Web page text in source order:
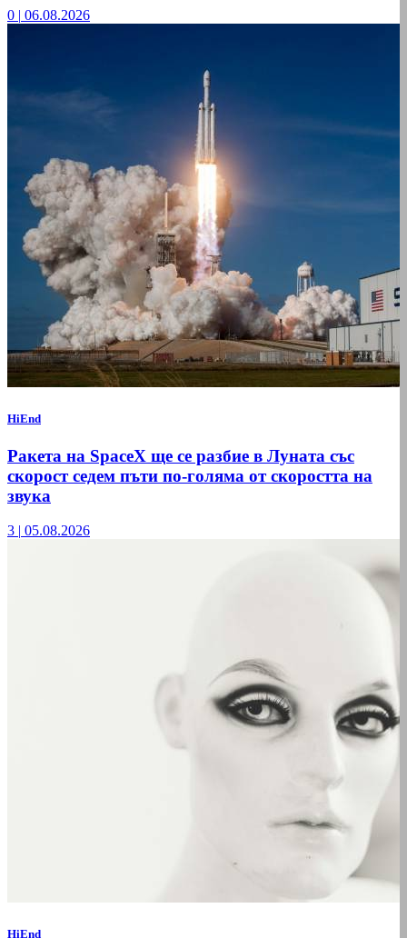
0 | 06.08.2026
HiEnd
Ракета на SpaceX ще се разбие в Луната със
скорост седем пъти по-голяма от скоростта на
звука
3 05.08.2026
HiEnd